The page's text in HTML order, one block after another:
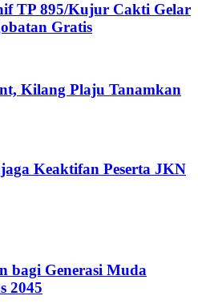
TP 895/Kujur Cakti Gelar
Gratis
Kilang Plaju Tanamkan
Keaktifan Peserta JKN
bagi Generasi Muda
2045